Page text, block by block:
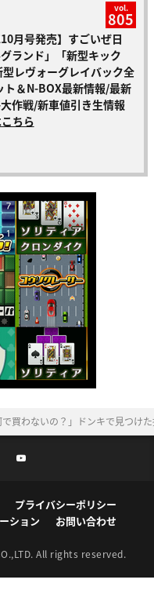
vol.
805
10月号発売】すごいぜ日
ランド」「新型キック
型レヴォーグレイバック全
ト＆N-BOX最新情報/最新
作戦/新車値引き生情報
ちら
買わないの？」ドンキで見つけ
プライバシーポリシー
ション お問い合わせ
All rights reserved.